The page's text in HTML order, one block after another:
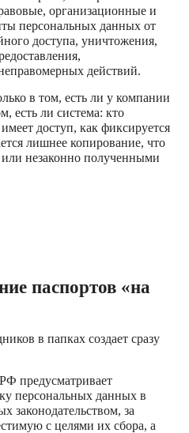
организационные и
персональных данных от
доступа, уничтожения,
действий.
в том, есть ли у компании
есть ли система: кто
доступ, как фиксируется
лишнее копирование, что
незаконно полученными
паспортов «на
в папках создает сразу
предусматривает
персональных данных в
законодательством, за
с целями их сбора, а